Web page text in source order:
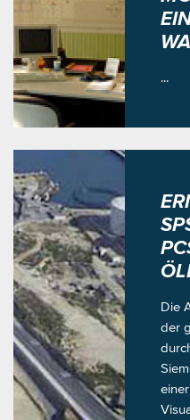
...
Die
der